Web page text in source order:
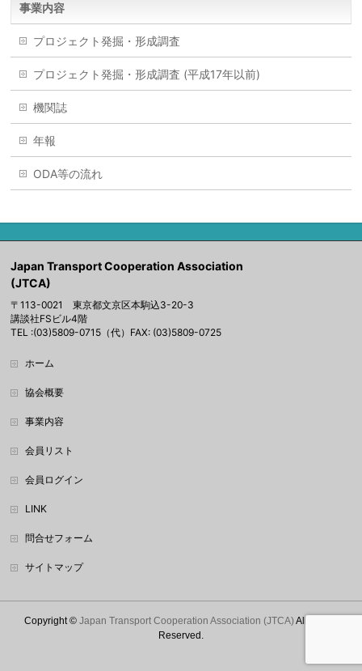
事業内容
プロジェクト発掘・形成調査
プロジェクト発掘・形成調査 (平成17年以前)
機関誌
年報
ODA等の流れ
Japan Transport Cooperation Association
(JTCA)
〒113-0021 東京都文京区本駒込3-20-3
講談社FSビル4階
TEL :(03)5809-0715（代）FAX: (03)5809-0725
ホーム
協会概要
事業内容
会員リスト
会員ログイン
LINK
問合せフォーム
サイトマップ
Copyright © Japan Transport Cooperation Association (JTCA)All Rights
Reserved.